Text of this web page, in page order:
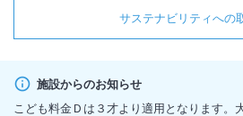
サステナビリティへの
施設からのお知らせ
こども料金Ｄは３才より適用となります。